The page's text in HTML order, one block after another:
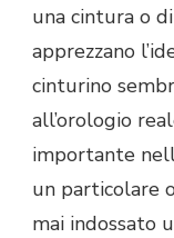
una cintura o
apprezzano
cinturino
all’orologio
importante
un particolare
mai indossato